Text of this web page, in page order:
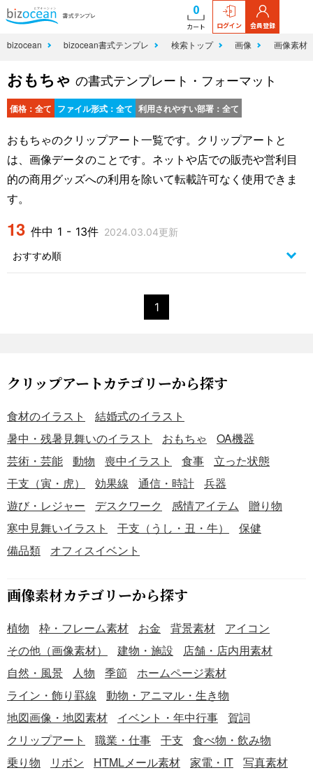
0
カート ログイン 会員登録
bizocean bizocean書式テンプレ 検索トップ 画像 画像素材
おもちゃ の書式テンプレート・フォーマット
価格：全て ファイル形式：全て 利用されやすい部署：全て
おもちゃのクリップアート一覧です。クリップアートと
は、画像データのことです。ネットや店での販売や営利目
的の商用グッズへの利用を除いて転載許可なく使用できま
す。
13 件中 1 - 13件 2024.03.04更新
1
クリップアートカテゴリーから探す
食材のイラスト
結婚式のイラスト
暑中・残暑見舞いのイラスト
おもちゃ
OA機器
芸術・芸能
動物 喪中イラスト 食事
立った状態
干支（寅・虎）
効果線 通信・時計
兵器
遊び・レジャー
デスクワーク 感情アイテム
贈り物
寒中見舞いイラスト
干支（うし・丑・牛）
保健
備品類
オフィスイベント
画像素材カテゴリーから探す
植物 枠・フレーム素材 お金 背景素材
アイコン
その他（画像素材）
建物・施設
店舗・店内用素材
自然・風景
人物 季節
ホームページ素材
ライン・飾り罫線
動物・アニマル・生き物
地図画像・地図素材
イベント・年中行事
賀詞
クリップアート
職業・仕事 干支
食べ物・飲み物
乗り物
リボン HTMLメール素材 家電・IT
写真素材